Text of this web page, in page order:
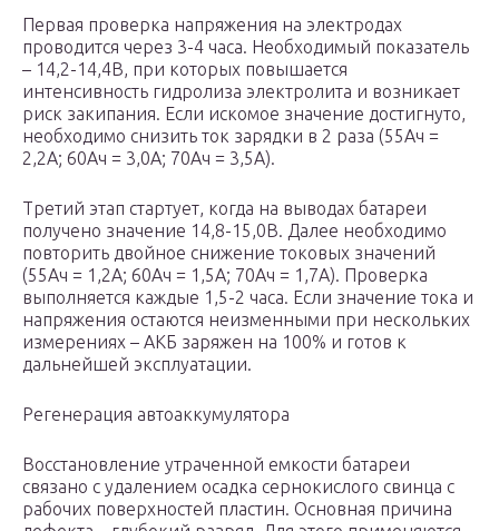
Первая проверка напряжения на электродах
проводится через 3-4 часа. Необходимый показатель
– 14,2-14,4В, при которых повышается
интенсивность гидролиза электролита и возникает
риск закипания. Если искомое значение достигнуто,
необходимо снизить ток зарядки в 2 раза (55Ач =
2,2А; 60Ач = 3,0А; 70Ач = 3,5А).
Третий этап стартует, когда на выводах батареи
получено значение 14,8-15,0В. Далее необходимо
повторить двойное снижение токовых значений
(55Ач = 1,2А; 60Ач = 1,5А; 70Ач = 1,7А). Проверка
выполняется каждые 1,5-2 часа. Если значение тока и
напряжения остаются неизменными при нескольких
измерениях – АКБ заряжен на 100% и готов к
дальнейшей эксплуатации.
Регенерация автоаккумулятора
Восстановление утраченной емкости батареи
связано с удалением осадка сернокислого свинца с
рабочих поверхностей пластин. Основная причина